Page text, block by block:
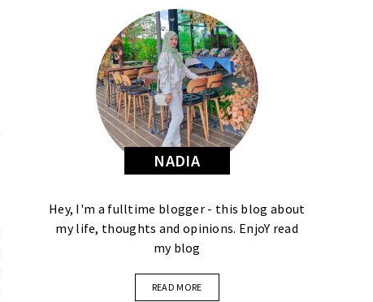
NADIA
Hey, I'm a fulltime blogger - this blog about
my life, thoughts and opinions. EnjoY read
my blog
READ MORE